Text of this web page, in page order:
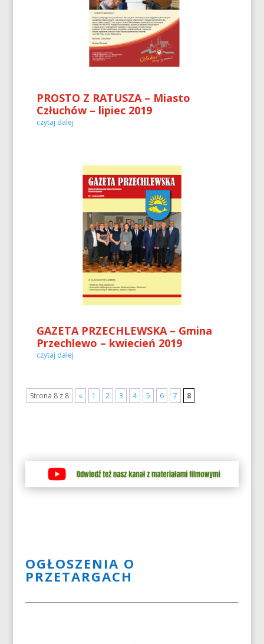
PROSTO Z RATUSZA – Miasto
Człuchów – lipiec 2019
czytaj dalej
GAZETA PRZECHLEWSKA – Gmina
Przechlewo – kwiecień 2019
czytaj dalej
Strona 8 z 8 « 1 2 3 4 5 6 7 8
OGŁOSZENIA O
PRZETARGACH